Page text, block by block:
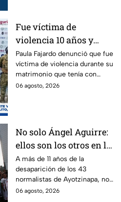
Fue víctima de
violencia 10 años y
hasta ahora detienen al
presunto agresor: el
caso de Paula Fajardo
Paula Fajardo denunció que fue
víctima de violencia durante su
matrimonio que tenía con
Jorge Francisco “N”, quien fue
06 agosto, 2026
No solo Ángel Aguirre:
ellos son los otros en la
lupa por el caso
Ayotzinapa
A más de 11 años de la
desaparición de los 43
normalistas de Ayotzinapa, no
se ha conocido el paradero de
06 agosto, 2026